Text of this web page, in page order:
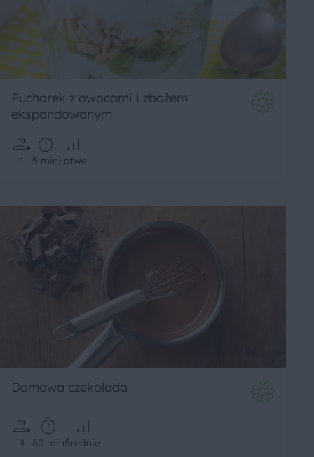
Pucharek z owocami i zbożem
ekspandowanym
1 5 minŁatwe
Domowa czekolada
4 60 minŚrednie